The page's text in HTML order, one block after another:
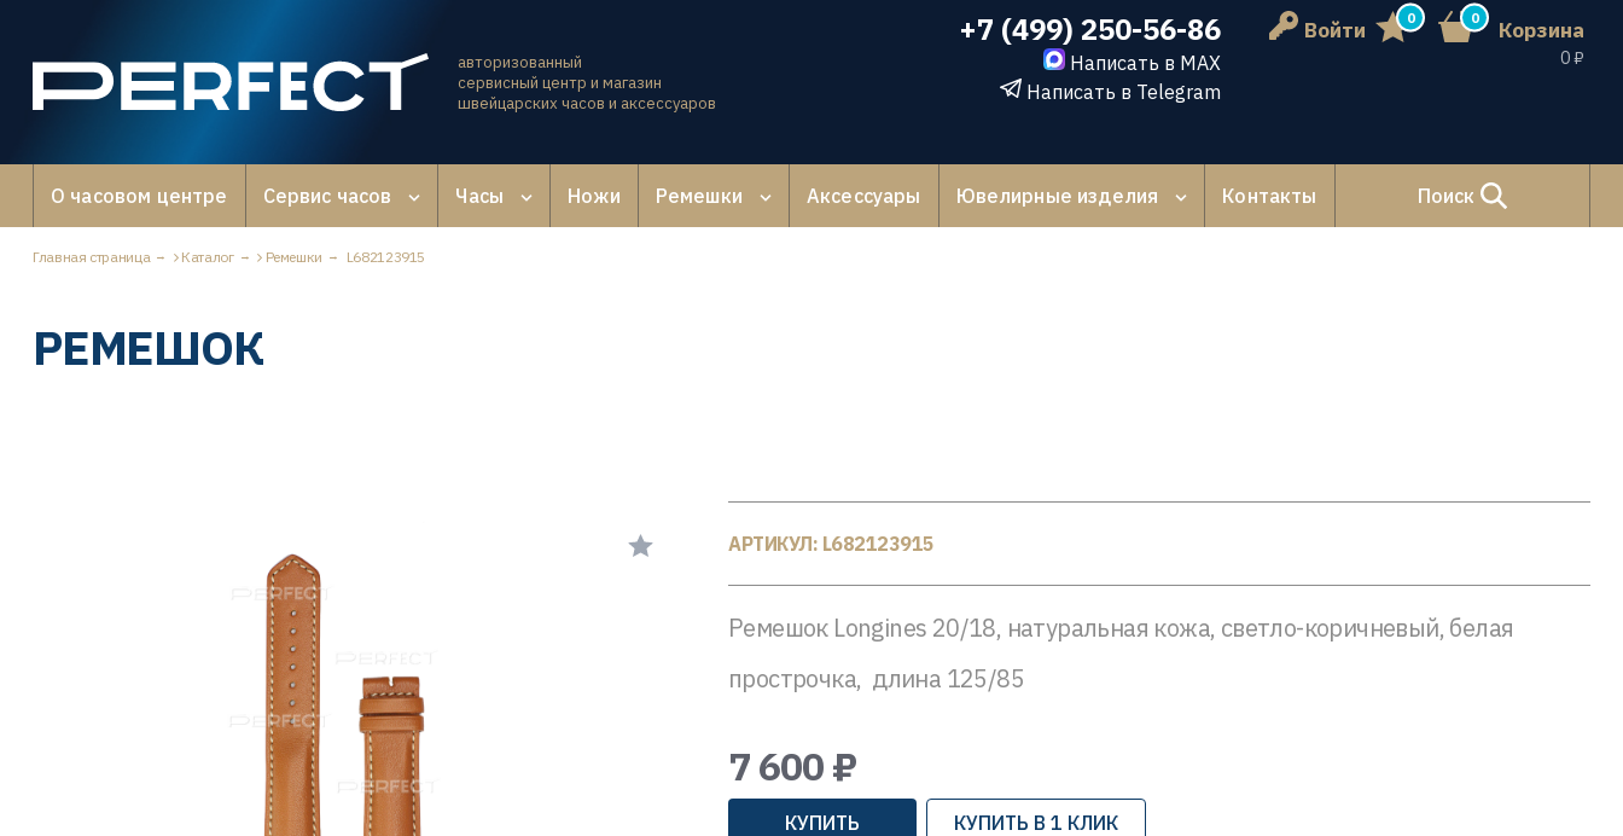
авторизованный
сервисный центр и магазин
швейцарских часов и аксессуаров
+7 (499) 250-56-86
Написать в MAX
Написать в Telegram
Войти 0 0 Корзина
0 ₽
О часовом центре Сервис часов Часы Ножи Ремешки Аксессуары Ювелирные изделия Контакты Поиск
Главная страница Каталог Ремешки L682123915
РЕМЕШОК
АРТИКУЛ: L682123915
Ремешок Longines 20/18, натуральная кожа, светло-коричневый, белая
прострочка, длина 125/85
7 600 ₽
КУПИТЬ КУПИТЬ В 1 КЛИК